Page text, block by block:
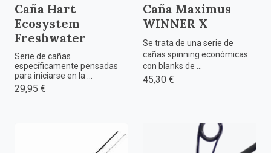
Caña Hart
Ecosystem
Freshwater
Serie de cañas
específicamente pensadas
para iniciarse en la ...
29,95 €
Caña Maximus
WINNER X
Se trata de una serie de
cañas spinning económicas
con blanks de ...
45,30 €